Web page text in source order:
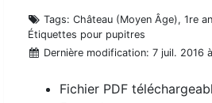
Tags: Château (Moyen Âge), 1re
Étiquettes pour pupitres
Dernière modification: 7 juil. 2016
Fichier PDF